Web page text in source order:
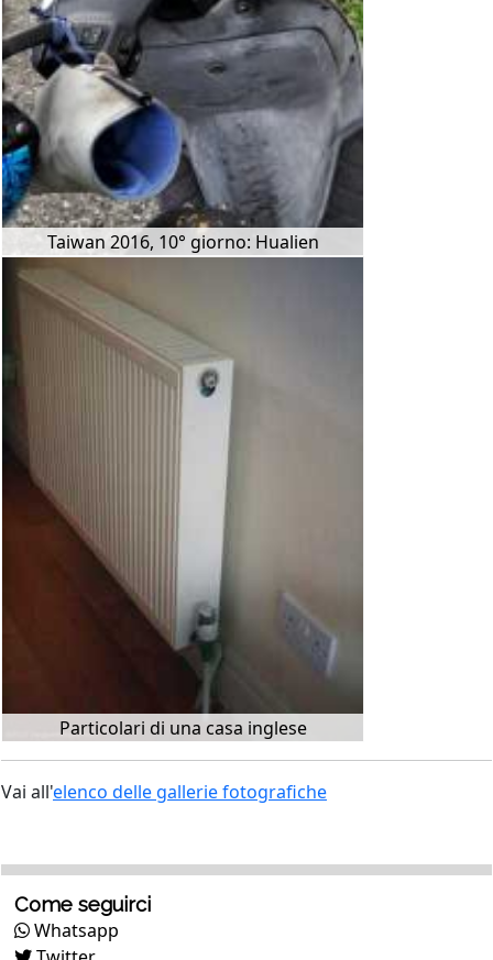
Taiwan 2016, 10° giorno: Hualien
Particolari di una casa inglese
Vai all'elenco delle gallerie fotografiche
Come seguirci
Whatsapp